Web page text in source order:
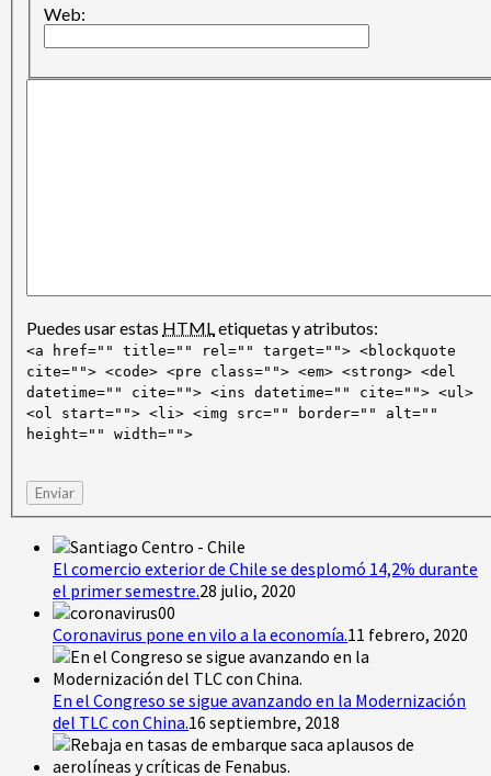
Web:
Puedes usar estas HTMLetiquetas y atributos:
<a href="" title="" rel="" target=""> <blockquote
cite=""> <code> <pre class=""> <em> <strong> <del
datetime="" cite=""> <ins datetime="" cite=""> <ul>
<ol start=""> <li> <img src="" border="" alt=""
height="" width="">
Enviar
El comercio exterior de Chile se desplomó 14,2% durante
el primer semestre.28 julio, 2020
Coronavirus pone en vilo a la economía.11 febrero, 2020
En el Congreso se sigue avanzando en la Modernización
del TLC con China.16 septiembre, 2018